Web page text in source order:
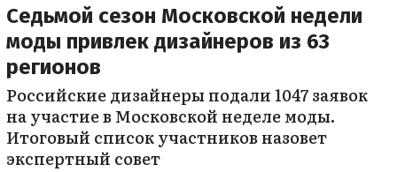
Седьмой сезон Московской недели
моды привлек дизайнеров из 63
регионов
Российские дизайнеры подали 1047 заявок
на участие в Московской неделе моды.
Итоговый список участников назовет
экспертный совет